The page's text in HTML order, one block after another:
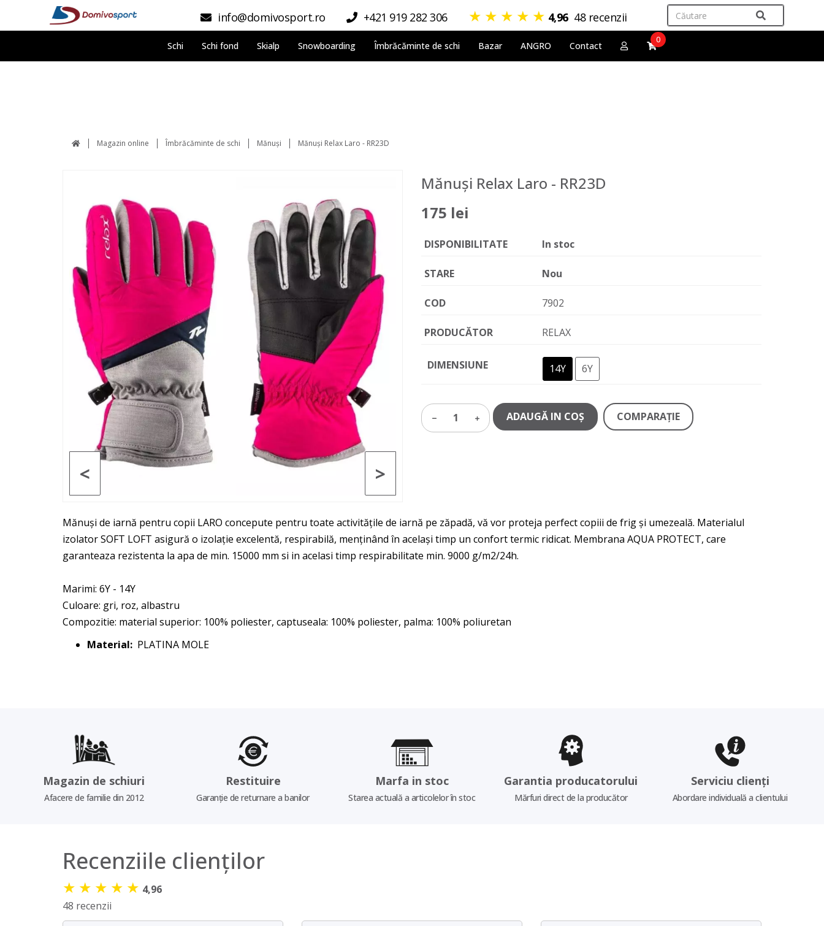
info@domivosport.ro +421 919 282 306 ★ ★ ★ ★ ★ 4,96 48 recenzii
Schi Schi fond Skialp Snowboarding Îmbrăcăminte de schi Bazar ANGRO Contact
0
Magazin online Îmbrăcăminte de schi Mănuși Mănuși Relax Laro - RR23D
>
<
Mănuși Relax Laro - RR23D
175 lei
DISPONIBILITATE In stoc
STARE Nou
COD 7902
PRODUCĂTOR RELAX
DIMENSIUNE 14Y 6Y
1 ADAUGĂ IN COŞ COMPARAŢIE
Mănuși de iarnă pentru copii LARO concepute pentru toate activitățile de iarnă pe zăpadă, vă vor proteja perfect copiii de frig și umezeală. Materialul
izolator SOFT LOFT asigură o izolație excelentă, respirabilă, menținând în același timp un confort termic ridicat. Membrana AQUA PROTECT, care
garanteaza rezistenta la apa de min. 15000 mm si in acelasi timp respirabilitate min. 9000 g/m2/24h.
Marimi: 6Y - 14Y
Culoare: gri, roz, albastru
Compozitie: material superior: 100% poliester, captuseala: 100% poliester, palma: 100% poliuretan
Material: PLATINA MOLE
Magazin de schiuri
Afacere de familie din 2012
Restituire
Garanție de returnare a banilor
Marfa in stoc
Starea actuală a articolelor în stoc
Garantia producatorului
Mărfuri direct de la producător
Serviciu clienți
Abordare individuală a clientului
Recenziile clienților
★ ★ ★ ★ ★ 4,96
48 recenzii